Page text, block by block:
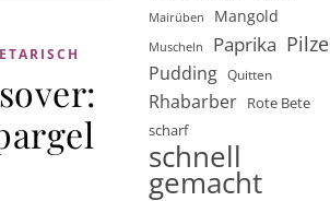
Mairüben Mangold
Muscheln Paprika Pilze
Pudding Quitten
Rhabarber Rote Bete
scharf
schnell
gemacht